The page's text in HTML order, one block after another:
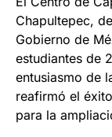
Chapultepec,
Gobierno de
estudiantes de
entusiasmo de
reafirmó el
para la